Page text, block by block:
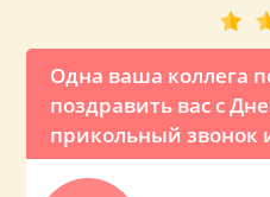
Одна ваша коллега
поздравить вас с
прикольный звонок